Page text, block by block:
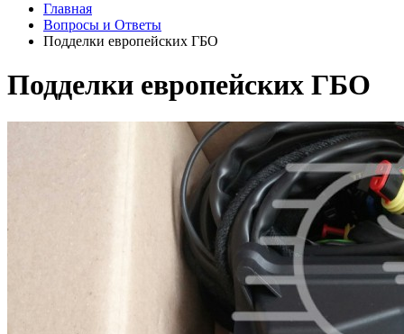
Главная
Вопросы и Ответы
Подделки европейских ГБО
Подделки европейских ГБО